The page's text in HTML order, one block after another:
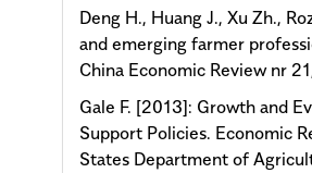
Deng H., Huang J., Xu Zh.,
and emerging farmer
China Economic Review nr
Gale F. [2013]: Growth and
Support Policies. Economic
States Department of